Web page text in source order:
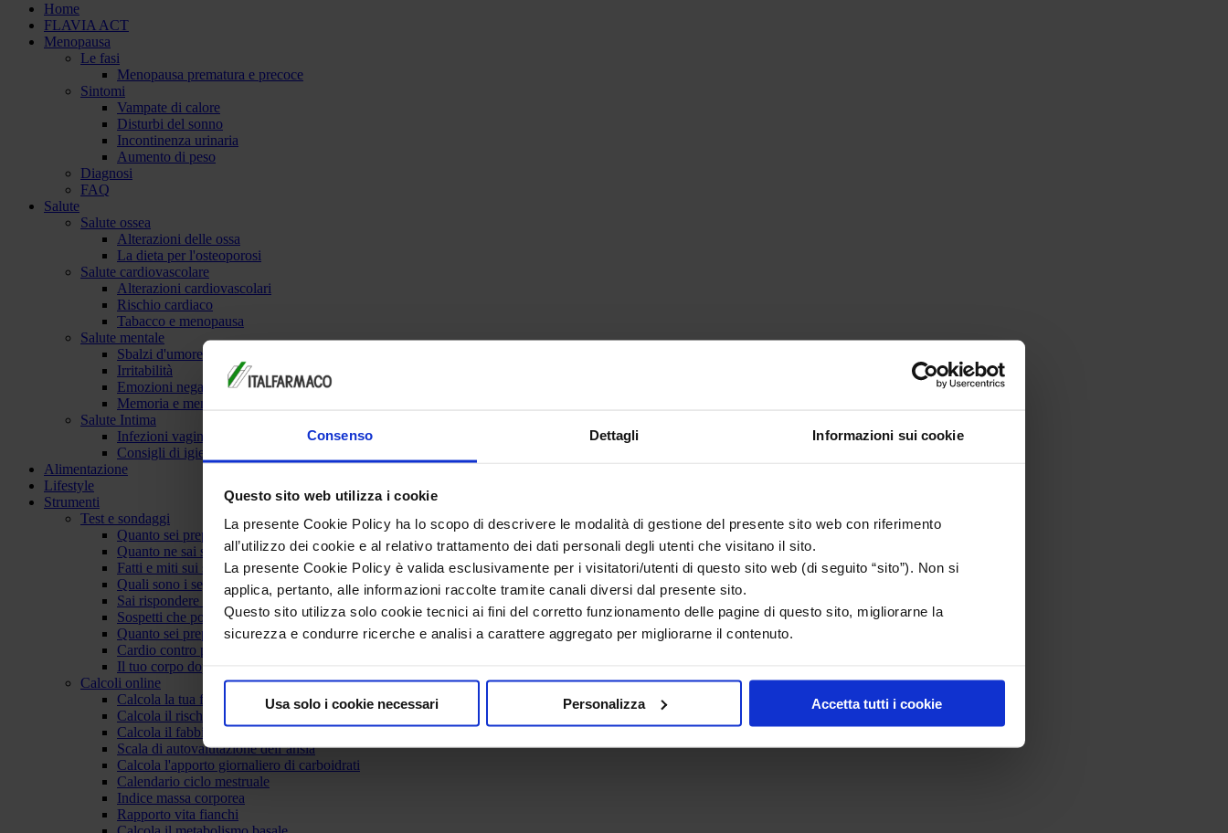
Consenso Dettagli Informazioni sui cookie
Questo sito web utilizza i cookie
La presente Cookie Policy ha lo scopo di descrivere le modalità di gestione del presente sito web con riferimento
all’utilizzo dei cookie e al relativo trattamento dei dati personali degli utenti che visitano il sito.
La presente Cookie Policy è valida esclusivamente per i visitatori/utenti di questo sito web (di seguito “sito”). Non si
applica, pertanto, alle informazioni raccolte tramite canali diversi dal presente sito.
Questo sito utilizza solo cookie tecnici ai fini del corretto funzionamento delle pagine di questo sito, migliorarne la
sicurezza e condurre ricerche e analisi a carattere aggregato per migliorarne il contenuto.
Usa solo i cookie necessari Personalizza Accetta tutti i cookie
Home
FLAVIA ACT
Menopausa
Le fasi
Menopausa prematura e precoce
Sintomi
Vampate di calore
Disturbi del sonno
Incontinenza urinaria
Aumento di peso
Diagnosi
FAQ
Salute
Salute ossea
Alterazioni delle ossa
La dieta per l'osteoporosi
Salute cardiovascolare
Alterazioni cardiovascolari
Rischio cardiaco
Tabacco e menopausa
Salute mentale
Sbalzi d'umore
Irritabilità
Emozioni negative
Memoria e menopausa
Salute Intima
Infezioni vaginali
Consigli di igiene intima
Alimentazione
Lifestyle
Strumenti
Test e sondaggi
Quanto sei preparata sulla salute del cuore. Verità o fake news?
Quanto ne sai su metabolismo e stile di vita?
Fatti e miti sui sintomi vasomotori della menopausa come le vampate di calore
Quali sono i segni della carenza di vitamina B12?
Sai rispondere a 5 domande fondamentali sull''osteoporosi?
Sospetti che potresti essere in menopausa?
Quanto sei preparata sulla menopausa?
Cardio contro pesi: meglio correre o pompare i muscoli?
Il tuo corpo dopo la menopausa
Calcoli online
Calcola la tua frequenza cardiaca
Calcola il rischio di prediabete
Calcola il fabbisogno giornaliero di proteine
Scala di autovalutazione dell’ansia
Calcola l'apporto giornaliero di carboidrati
Calendario ciclo mestruale
Indice massa corporea
Rapporto vita fianchi